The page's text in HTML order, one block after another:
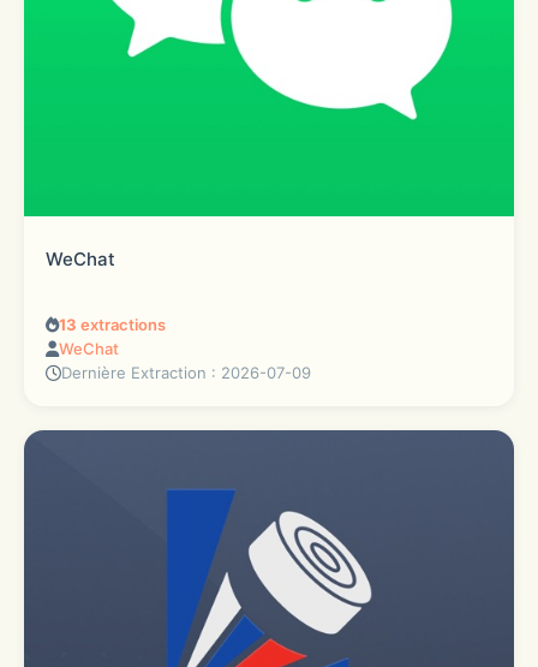
WeChat
13 extractions
WeChat
Dernière Extraction : 2026-07-09